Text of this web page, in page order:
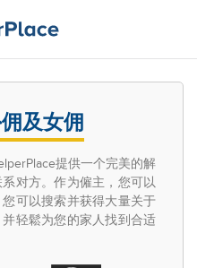
及女佣
提供一个完美的解
对方。作为僱主，您可以
可以搜索并获得大量关于
轻鬆为您的家人找到合适